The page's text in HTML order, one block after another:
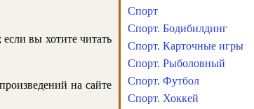
вы хотите читать
на сайте
Спорт
Спорт. Бодибилдинг
Спорт. Карточные игры
Спорт. Рыболовный
Спорт. Футбол
Спорт. Хоккей